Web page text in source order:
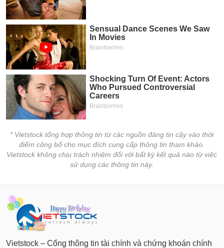
* Vietstock tổng hợp thông tin từ các nguồn đáng tin cậy vào thời
điểm công bố cho mục đích cung cấp thông tin tham khảo.
Vietstock không chịu trách nhiệm đối với bất kỳ kết quả nào từ việc
sử dụng các thông tin này.
Vietstock – Cổng thông tin tài chính và chứng khoán chính